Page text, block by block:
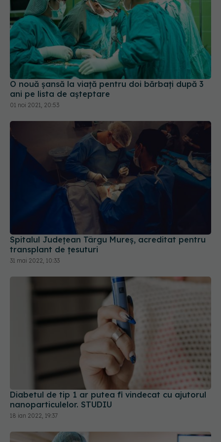
O nouă șansă la viață pentru doi bărbați după 3
ani pe lista de așteptare
01 noi 2021, 20:53
Spitalul Județean Târgu Mureș, acreditat pentru
transplant de țesuturi
31 mai 2022, 10:33
Diabetul de tip 1 ar putea fi vindecat cu ajutorul
nanoparticulelor. STUDIU
18 ian 2022, 19:37